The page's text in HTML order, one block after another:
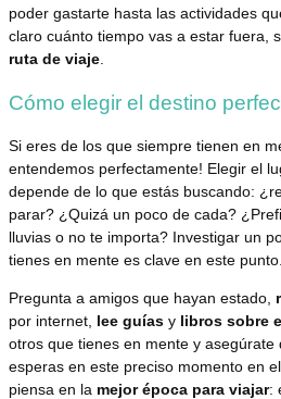
poder gastarte hasta las actividades
claro cuánto tiempo vas a estar fuera,
ruta de viaje
Cómo elegir el destino
Si eres de los que siempre tienen en
entendemos perfectamente! Elegir el
depende de lo que estás buscando:
parar? ¿Quizá un poco de cada?
lluvias o no te importa? Investigar un
tienes en mente es clave en este punto.
Pregunta a amigos que hayan estado,
por internet, lee guías y libros sobre
otros que tienes en mente y
esperas en este preciso momento en
piensa en la mejor época para viajar: